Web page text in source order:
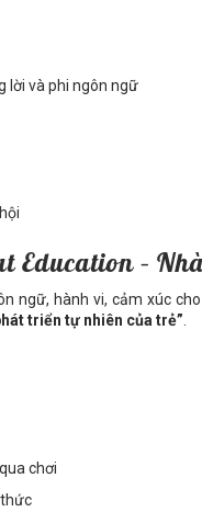
lời và phi ngôn ngữ
Education –
ngữ, hành vi, cảm xúc
triển tự nhiên của trẻ”
chơi